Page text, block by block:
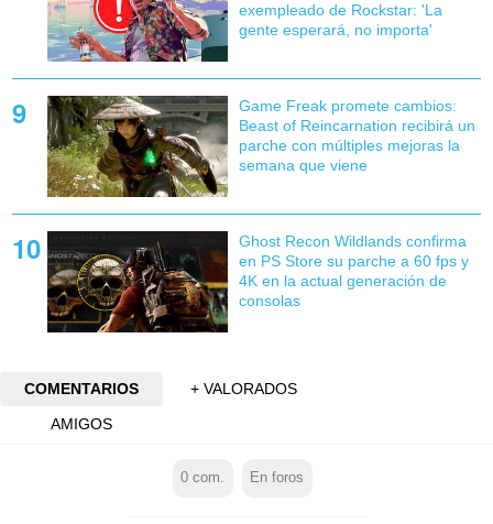
exempleado de Rockstar: 'La
gente esperará, no importa'
Game Freak promete cambios:
Beast of Reincarnation recibirá un
parche con múltiples mejoras la
semana que viene
Ghost Recon Wildlands confirma
en PS Store su parche a 60 fps y
4K en la actual generación de
consolas
COMENTARIOS
+ VALORADOS
AMIGOS
0 com. En foros